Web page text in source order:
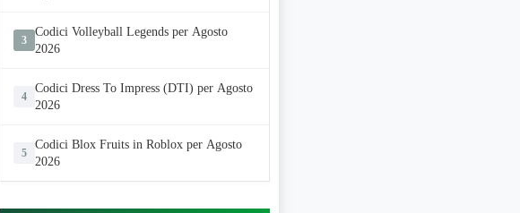
3
Codici Volleyball Legends per Agosto
2026
4
Codici Dress To Impress (DTI) per Agosto
2026
5
Codici Blox Fruits in Roblox per Agosto
2026